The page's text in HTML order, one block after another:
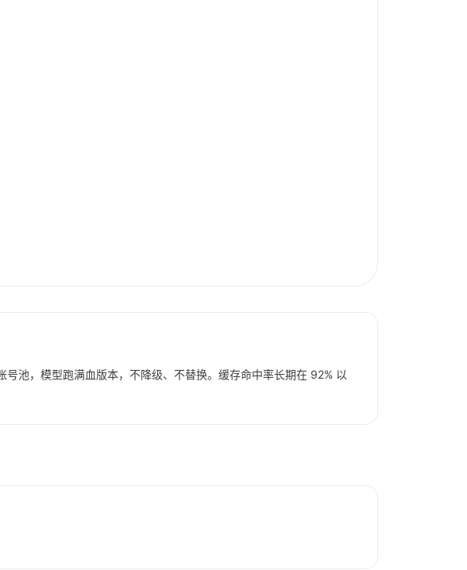
池，模型跑满血版本，不降级、不替换。缓存命中率长期在 92% 以